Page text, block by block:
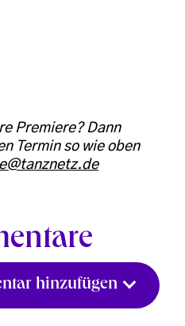
Premiere? Dann
Termin so wie oben
hinzufügen